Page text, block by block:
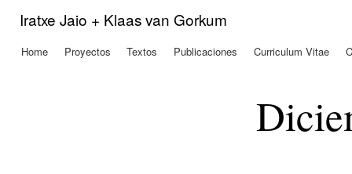
Iratxe Jaio + Klaas van Gorkum
Menú principal
Home Proyectos Textos Publicaciones Curriculum Vitae